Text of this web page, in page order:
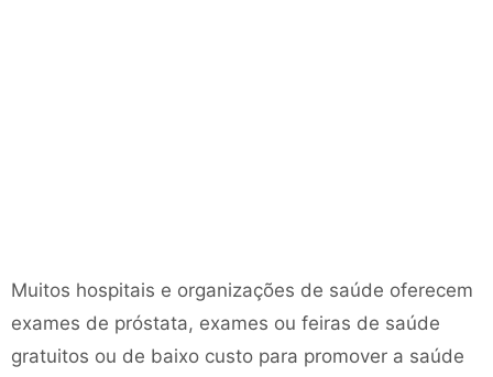
Muitos hospitais e organizações de saúde oferecem
exames de próstata, exames ou feiras de saúde
gratuitos ou de baixo custo para promover a saúde